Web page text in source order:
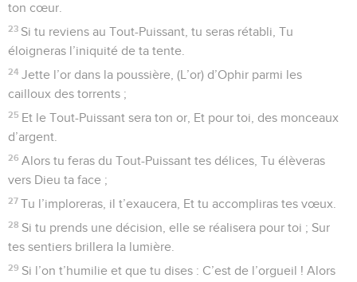
ton cœur.
23 Si tu reviens au Tout-Puissant, tu seras rétabli, Tu
éloigneras l’iniquité de ta tente.
24 Jette l’or dans la poussière, (L’or) d’Ophir parmi les
cailloux des torrents ;
25 Et le Tout-Puissant sera ton or, Et pour toi, des monceaux
d’argent.
26 Alors tu feras du Tout-Puissant tes délices, Tu élèveras
vers Dieu ta face ;
27 Tu l’imploreras, il t’exaucera, Et tu accompliras tes vœux.
28 Si tu prends une décision, elle se réalisera pour toi ; Sur
tes sentiers brillera la lumière.
29 Si l’on t’humilie et que tu dises : C’est de l’orgueil ! Alors